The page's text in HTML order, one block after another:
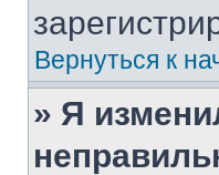
Вернуться к
» Я